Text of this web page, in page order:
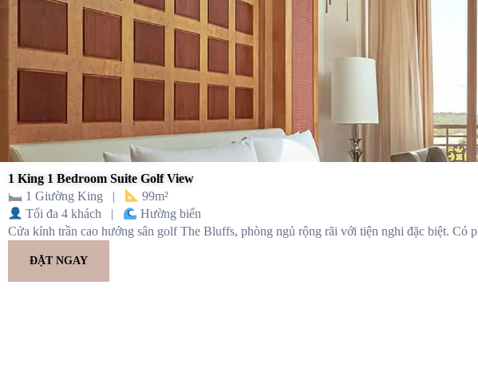
1 King 1 Bedroom Suite Golf View
1 Giường King |
99m²
Tối đa 4 khách |
Hường biển
Cửa kính trần cao hướng sân golf The Bluffs, phòng ngủ rộng rãi với tiện nghi đặc biệt. Có
ĐẶT NGAY